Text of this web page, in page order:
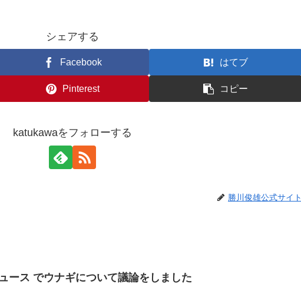
シェアする
Facebook はてブ
Pinterest コピー
katukawaをフォローする
勝川俊雄公式サイト
ース でウナギについて議論をしました